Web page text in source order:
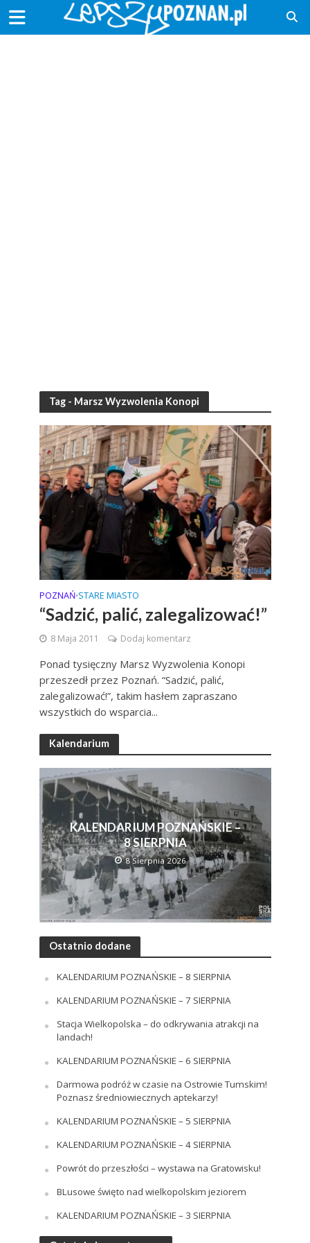
Tag - Marsz Wyzwolenia Konopi
POZNAŃ•STARE MIASTO
“Sadzić, palić, zalegalizować!”
8 Maja 2011 Dodaj komentarz
Ponad tysięczny Marsz Wyzwolenia Konopi
przeszedł przez Poznań. “Sadzić, palić,
zalegalizować!”, takim hasłem zapraszano
wszystkich do wsparcia...
Kalendarium
KALENDARIUM POZNAŃSKIE –
8 SIERPNIA
8 Sierpnia 2026
Ostatnio dodane
KALENDARIUM POZNAŃSKIE – 8 SIERPNIA
KALENDARIUM POZNAŃSKIE – 7 SIERPNIA
Stacja Wielkopolska – do odkrywania atrakcji na
landach!
KALENDARIUM POZNAŃSKIE – 6 SIERPNIA
Darmowa podróż w czasie na Ostrowie Tumskim!
Poznasz średniowiecznych aptekarzy!
KALENDARIUM POZNAŃSKIE – 5 SIERPNIA
KALENDARIUM POZNAŃSKIE – 4 SIERPNIA
Powrót do przeszłości – wystawa na Gratowisku!
BLusowe święto nad wielkopolskim jeziorem
KALENDARIUM POZNAŃSKIE – 3 SIERPNIA